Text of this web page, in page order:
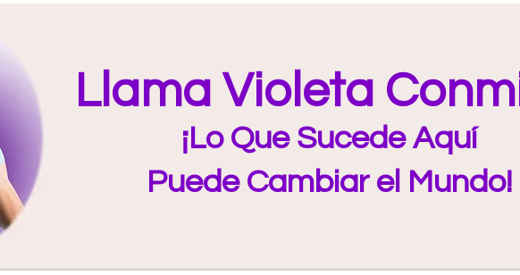
Llama Violeta
¡Lo Que Sucede Aquí
Puede Cambiar el Mundo!